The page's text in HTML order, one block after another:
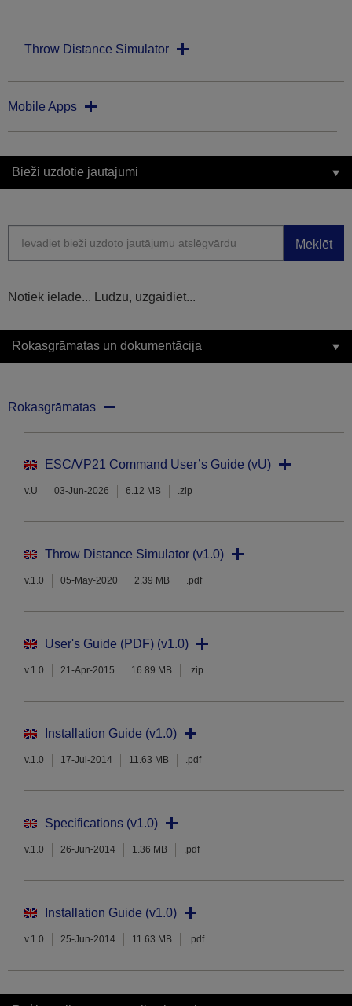
Throw Distance Simulator
Mobile Apps
Bieži uzdotie jautājumi
Meklēt
Notiek ielāde... Lūdzu, uzgaidiet...
Rokasgrāmatas un dokumentācija
Rokasgrāmatas
ESC/VP21 Command User’s Guide (vU)
v.U 03-Jun-2026 6.12 MB .zip
Throw Distance Simulator (v1.0)
v.1.0 05-May-2020 2.39 MB .pdf
User's Guide (PDF) (v1.0)
v.1.0 21-Apr-2015 16.89 MB .zip
Installation Guide (v1.0)
v.1.0 17-Jul-2014 11.63 MB .pdf
Specifications (v1.0)
v.1.0 26-Jun-2014 1.36 MB .pdf
Installation Guide (v1.0)
v.1.0 25-Jun-2014 11.63 MB .pdf